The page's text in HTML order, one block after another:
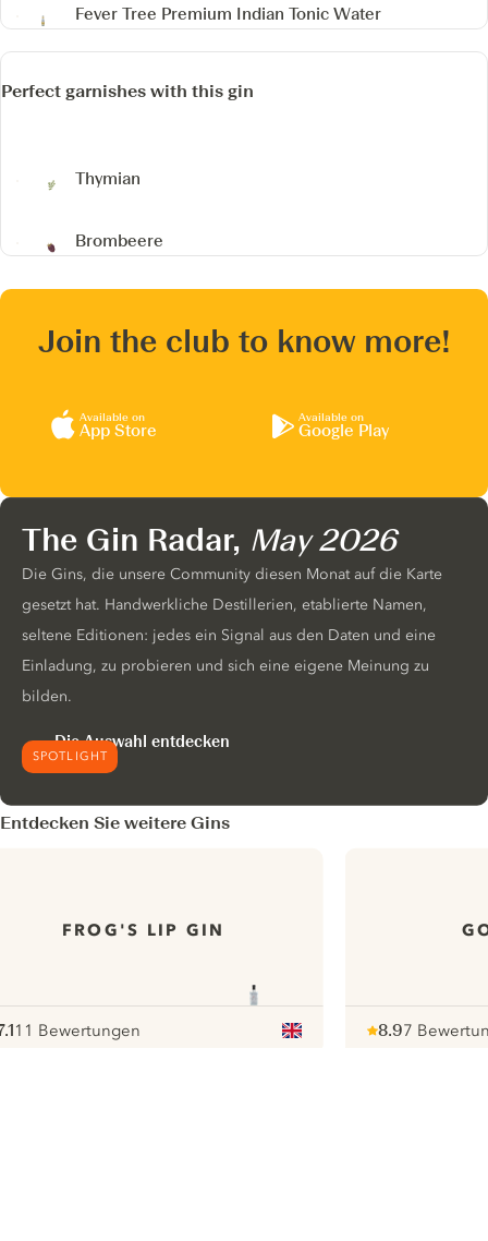
Fever Tree Premium Indian Tonic Water
Perfect garnishes with this gin
Thymian
Brombeere
Join the club to know more!
Available on
App Store
Available on
Google Play
SPOTLIGHT
The Gin Radar, May 2026
Die Gins, die unsere Community diesen Monat auf die Karte
gesetzt hat. Handwerkliche Destillerien, etablierte Namen,
seltene Editionen: jedes ein Signal aus den Daten und eine
Einladung, zu probieren und sich eine eigene Meinung zu
bilden.
Die Auswahl entdecken
Entdecken Sie weitere Gins
FROG'S LIP GIN
11 Bewertungen
8.97